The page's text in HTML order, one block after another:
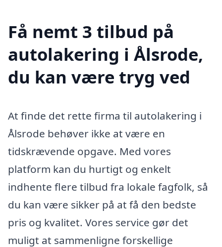
Få nemt 3 tilbud på
autolakering i Ålsrode,
du kan være tryg ved
At finde det rette firma til autolakering i
Ålsrode behøver ikke at være en
tidskrævende opgave. Med vores
platform kan du hurtigt og enkelt
indhente flere tilbud fra lokale fagfolk, så
du kan være sikker på at få den bedste
pris og kvalitet. Vores service gør det
muligt at sammenligne forskellige